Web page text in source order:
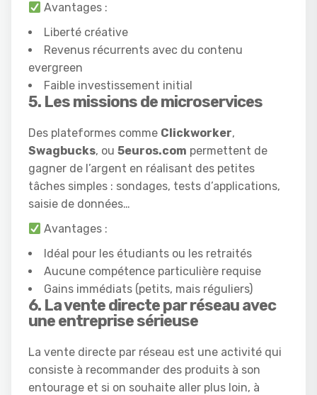
Avantages :
Liberté créative
Revenus récurrents avec du contenu
evergreen
Faible investissement initial
5. Les missions de microservices
Des plateformes comme Clickworker,
Swagbucks, ou 5euros.com permettent de
gagner de l’argent en réalisant des petites
tâches simples : sondages, tests d’applications,
saisie de données…
Avantages :
Idéal pour les étudiants ou les retraités
Aucune compétence particulière requise
Gains immédiats (petits, mais réguliers)
6. La vente directe par réseau avec
une entreprise sérieuse
La vente directe par réseau est une activité qui
consiste à recommander des produits à son
entourage et si on souhaite aller plus loin, à